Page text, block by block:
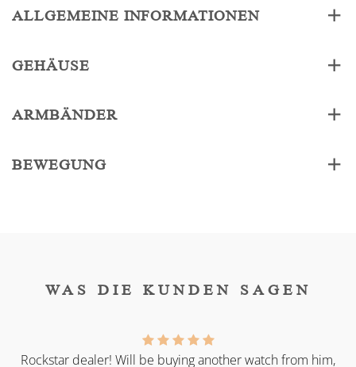
ALLGEMEINE INFORMATIONEN
GEHÄUSE
ARMBÄNDER
BEWEGUNG
WAS DIE KUNDEN SAGEN
Rockstar dealer! Will be buying another watch from him,